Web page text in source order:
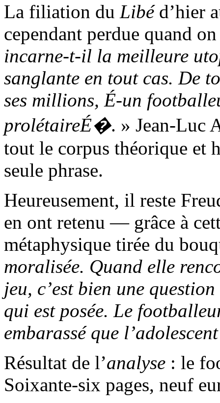
La filiation du Libéd’hier
cependant perdue quand
incarne-t-il la meilleure
sanglante en tout cas. De
ses millions, É-un
prolétaireÉ�. » Jean-Luc
tout le corpus théorique et
seule phrase.
Heureusement, il reste
en ont retenu — grâce à
métaphysique tirée du
moralisée. Quand elle
jeu, c’est bien une
qui est posée. Le
embarassé que
Résultat de l’analyse : le
Soixante-six pages, neuf